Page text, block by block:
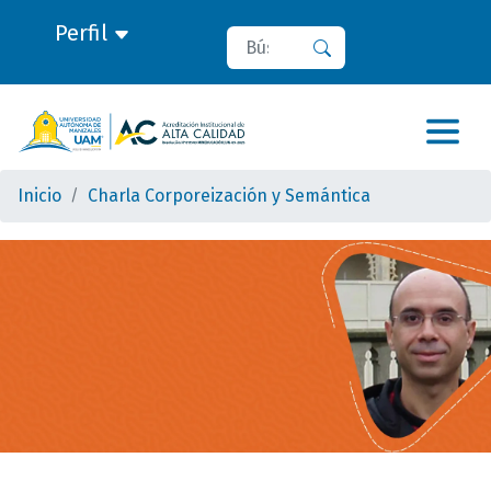
Perfil Buscar
Inicio Charla Corporeización y Semántica